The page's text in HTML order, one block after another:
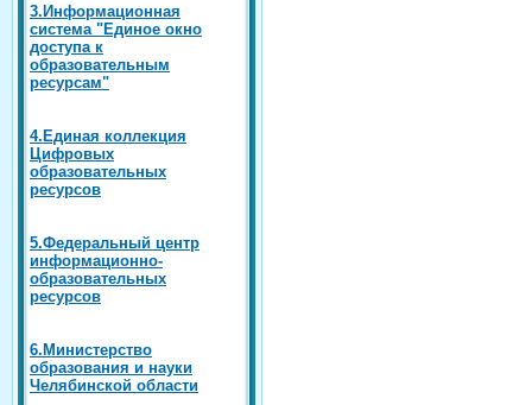
3.Информационная
система "Единое окно
доступа к
образовательным
ресурсам"
4.Единая коллекция
Цифровых
образовательных
ресурсов
5.Федеральный центр
информационно-
образовательных
ресурсов
6.Министерство
образования и науки
Челябинской области